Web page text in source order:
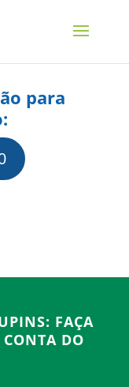
para
FAÇA
DO